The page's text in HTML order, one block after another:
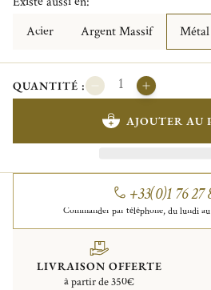
Acier
Argent Massif
QUANTITÉ :
AJOUTER AU
+33(0)1 76 27
Commander par téléphone, du lundi
LIVRAISON OFFERTE
à partir de 350€